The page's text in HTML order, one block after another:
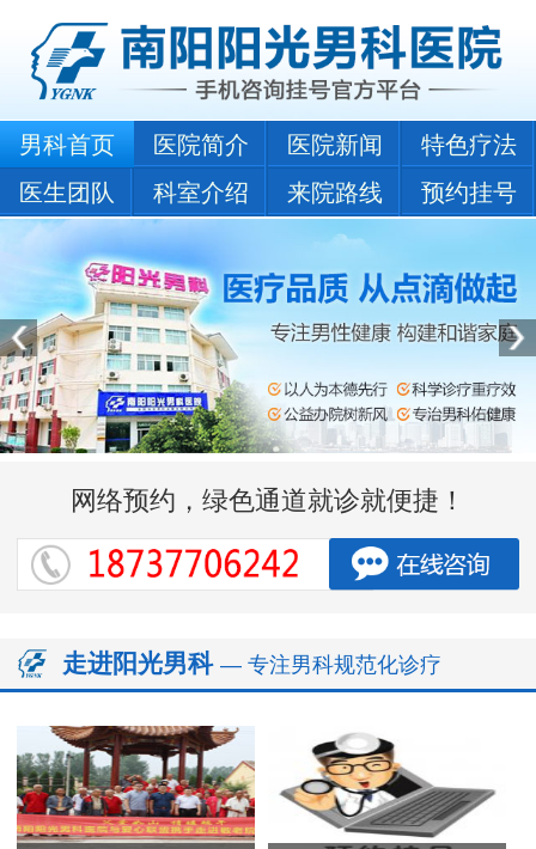
男科首页 医院简介 医院新闻
特色疗法
医生团队
科室介绍 来院路线 预约挂号
网络预约，绿色通道就诊就便捷！
走进阳光男科 — 专注男科规范化诊疗